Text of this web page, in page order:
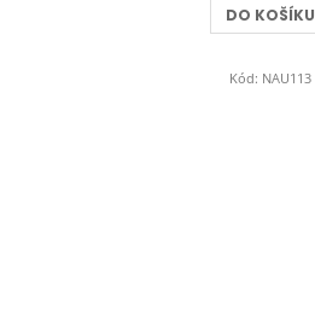
DO KOŠÍKU
Kód: NAU113